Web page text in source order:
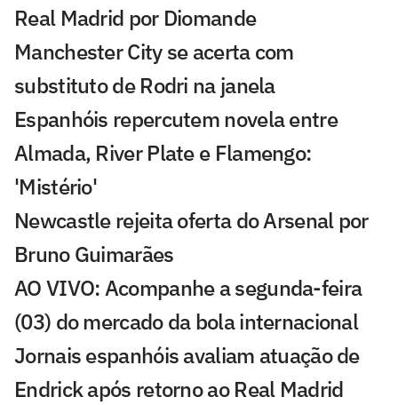
Real Madrid por Diomande
Manchester City se acerta com
substituto de Rodri na janela
Espanhóis repercutem novela entre
Almada, River Plate e Flamengo:
'Mistério'
Newcastle rejeita oferta do Arsenal por
Bruno Guimarães
AO VIVO: Acompanhe a segunda-feira
(03) do mercado da bola internacional
Jornais espanhóis avaliam atuação de
Endrick após retorno ao Real Madrid